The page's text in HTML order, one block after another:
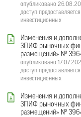
опубликовано
доступ
инвестиционных
Изменения и
ЗПИФ рыночных
размещений» №
опубликовано
доступ
инвестиционных
Изменения и
ЗПИФ рыночных
размещений» №